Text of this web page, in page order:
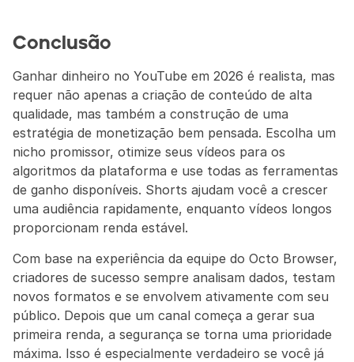
Conclusão
Ganhar dinheiro no YouTube em 2026 é realista, mas
requer não apenas a criação de conteúdo de alta
qualidade, mas também a construção de uma
estratégia de monetização bem pensada. Escolha um
nicho promissor, otimize seus vídeos para os
algoritmos da plataforma e use todas as ferramentas
de ganho disponíveis. Shorts ajudam você a crescer
uma audiência rapidamente, enquanto vídeos longos
proporcionam renda estável.
Com base na experiência da equipe do Octo Browser,
criadores de sucesso sempre analisam dados, testam
novos formatos e se envolvem ativamente com seu
público. Depois que um canal começa a gerar sua
primeira renda, a segurança se torna uma prioridade
máxima. Isso é especialmente verdadeiro se você já